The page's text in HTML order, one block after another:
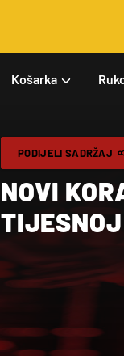
Košarka
PODIJELI SADRŽAJ
NOVI